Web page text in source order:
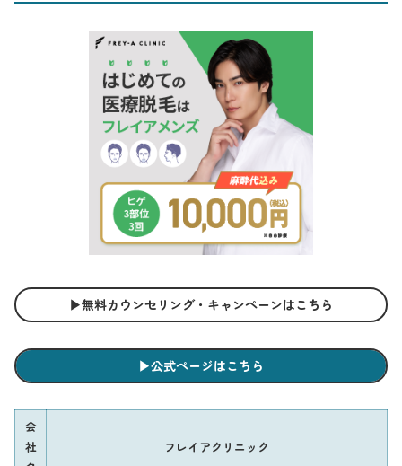
▶︎無料カウンセリング・キャンペーンはこちら
▶︎公式ページはこちら
会
社
フレイアクリニック